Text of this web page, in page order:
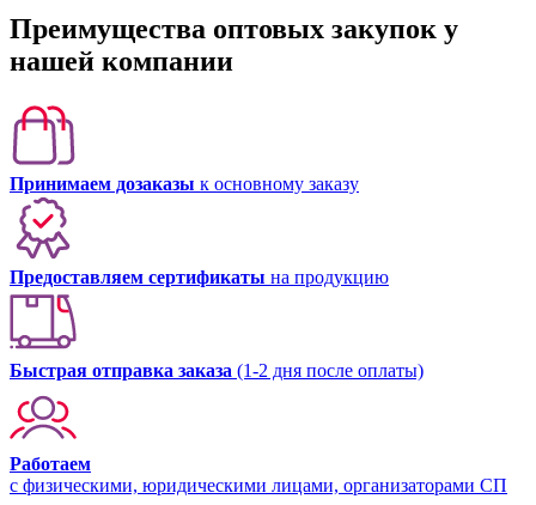
Преимущества оптовых закупок у
нашей компании
Принимаем дозаказы к основному заказу
Предоставляем сертификаты на продукцию
Быстрая отправка заказа (1-2 дня после оплаты)
Работаем
с физическими, юридическими лицами, организаторами СП